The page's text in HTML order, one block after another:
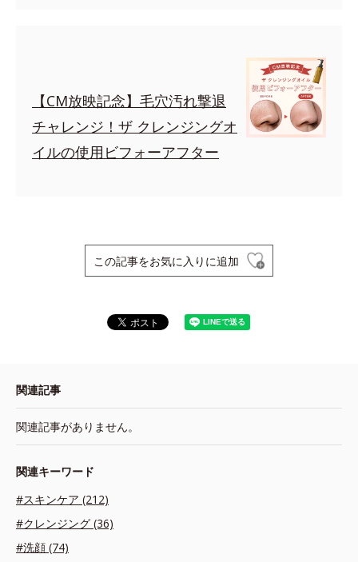
【CM放映記念】毛穴汚れ撃退
チャレンジ！ザ クレンジングオ
イルの使用ビフォーアフター
この記事をお気に入りに追加
関連記事
関連記事がありません。
関連キーワード
#スキンケア (212)
#クレンジング (36)
#洗顔 (74)